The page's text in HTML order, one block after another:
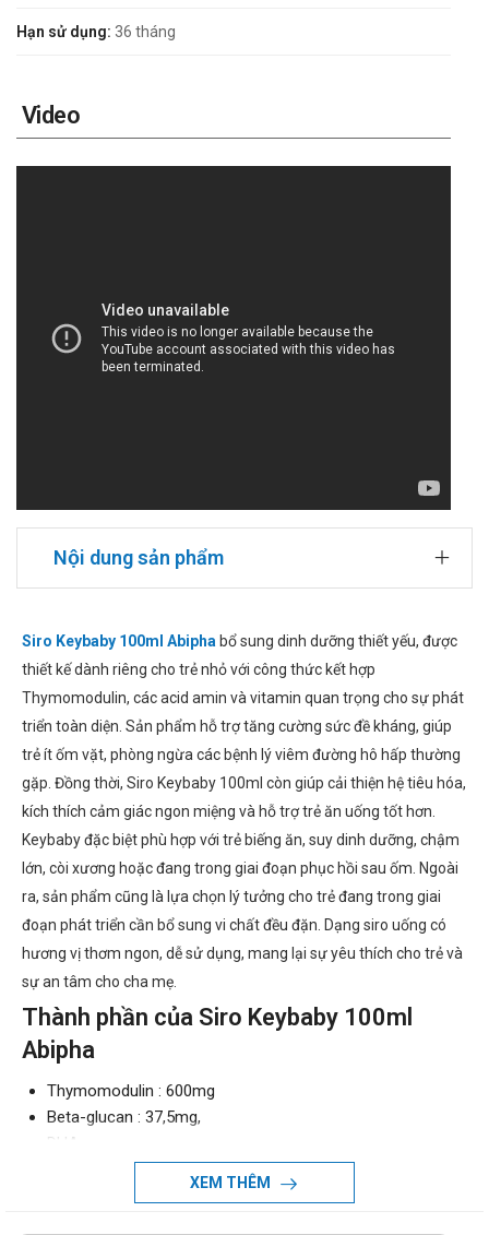
Hạn sử dụng: 36 tháng
Video
Nội dung sản phẩm
Siro Keybaby 100ml Abipha bổ sung dinh dưỡng thiết yếu, được
thiết kế dành riêng cho trẻ nhỏ với công thức kết hợp
Thymomodulin, các acid amin và vitamin quan trọng cho sự phát
triển toàn diện. Sản phẩm hỗ trợ tăng cường sức đề kháng, giúp
trẻ ít ốm vặt, phòng ngừa các bệnh lý viêm đường hô hấp thường
gặp. Đồng thời, Siro Keybaby 100ml còn giúp cải thiện hệ tiêu hóa,
kích thích cảm giác ngon miệng và hỗ trợ trẻ ăn uống tốt hơn.
Keybaby đặc biệt phù hợp với trẻ biếng ăn, suy dinh dưỡng, chậm
lớn, còi xương hoặc đang trong giai đoạn phục hồi sau ốm. Ngoài
ra, sản phẩm cũng là lựa chọn lý tưởng cho trẻ đang trong giai
đoạn phát triển cần bổ sung vi chất đều đặn. Dạng siro uống có
hương vị thơm ngon, dễ sử dụng, mang lại sự yêu thích cho trẻ và
sự an tâm cho cha mẹ.
Thành phần của Siro Keybaby 100ml
Abipha
Thymomodulin : 600mg
Beta-glucan : 37,5mg,
DHA
XEM THÊM